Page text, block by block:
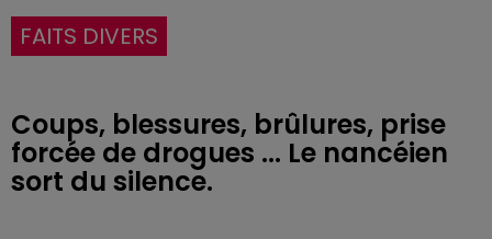
FAITS DIVERS
Coups, blessures, brûlures, prise
forcée de drogues ... Le nancéien
sort du silence.